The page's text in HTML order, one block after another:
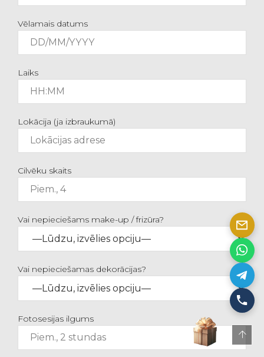
Vēlamais datums
Laiks
Lokācija (ja izbraukumā)
Cilvēku skaits
Vai nepieciešams make-up / frizūra?
Vai nepieciešamas dekorācijas?
Fotosesijas ilgums